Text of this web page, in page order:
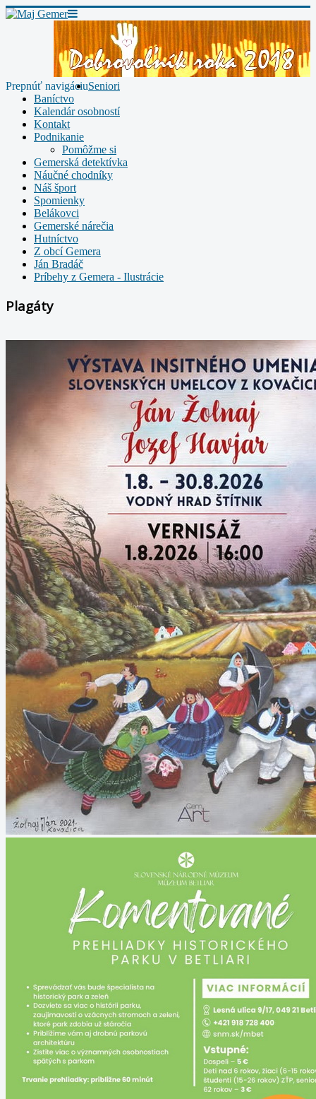
Prepnúť navigáciuSeniori
Baníctvo
Kalendár osobností
Kontakt
Podnikanie
Pomôžme si
Gemerská detektívka
Náučné chodníky
Náš šport
Spomienky
Belákovci
Gemerské nárečia
Hutníctvo
Z obcí Gemera
Ján Bradáč
Príbehy z Gemera - Ilustrácie
Plagáty